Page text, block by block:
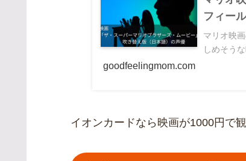
フィー
マリオ映
しめそう
goodfeelingmom.com
イオンカードなら映画が1000円で観